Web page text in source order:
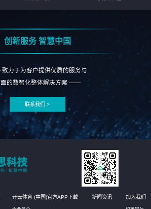
创新服务 智慧中国
力于为客户提供优质的服务与
的数智化整体解决方案 ——
联系我们 >
开云体育·(中国)官方APP下载 新闻资讯 加入我们